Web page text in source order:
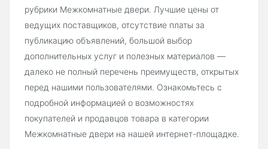
рубрики Межкомнатные двери. Лучшие цены от
ведущих поставщиков, отсутствие платы за
публикацию объявлений, большой выбор
дополнительных услуг и полезных материалов —
далеко не полный перечень преимуществ, открытых
перед нашими пользователями. Ознакомьтесь с
подробной информацией о возможностях
покупателей и продавцов товара в категории
Межкомнатные двери на нашей интернет-площадке.